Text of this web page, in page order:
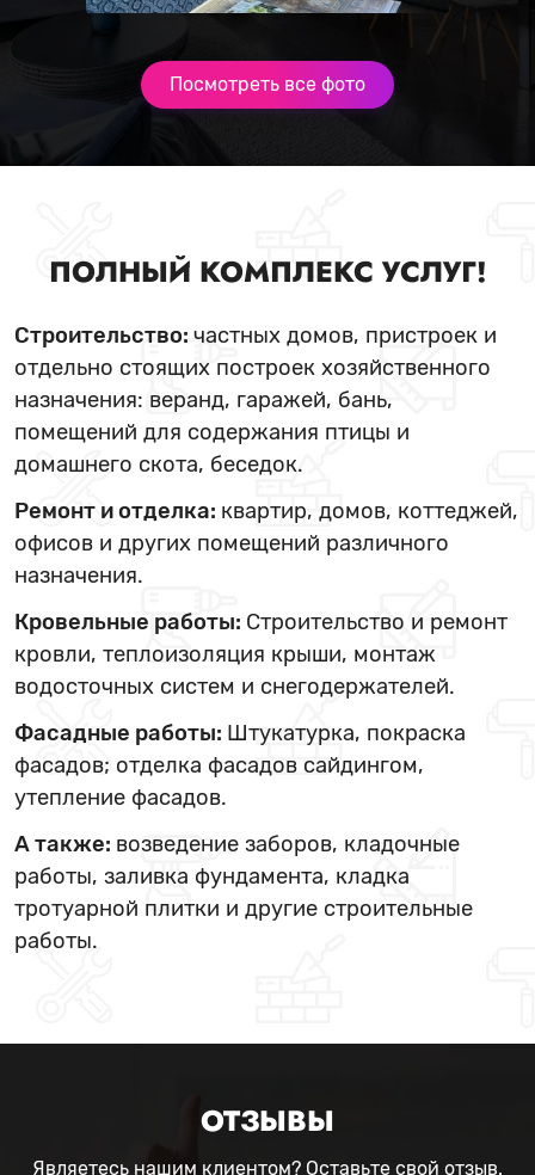
Посмотреть все фото
ПОЛНЫЙ КОМПЛЕКС УСЛУГ!
Строительство: частных домов, пристроек и
отдельно стоящих построек хозяйственного
назначения: веранд, гаражей, бань,
помещений для содержания птицы и
домашнего скота, беседок.
Ремонт и отделка: квартир, домов, коттеджей,
офисов и других помещений различного
назначения.
Кровельные работы: Строительство и ремонт
кровли, теплоизоляция крыши, монтаж
водосточных систем и снегодержателей.
Фасадные работы: Штукатурка, покраска
фасадов; отделка фасадов сайдингом,
утепление фасадов.
А также: возведение заборов, кладочные
работы, заливка фундамента, кладка
тротуарной плитки и другие строительные
работы.
ОТЗЫВЫ
Являетесь нашим клиентом? Оставьте свой отзыв.